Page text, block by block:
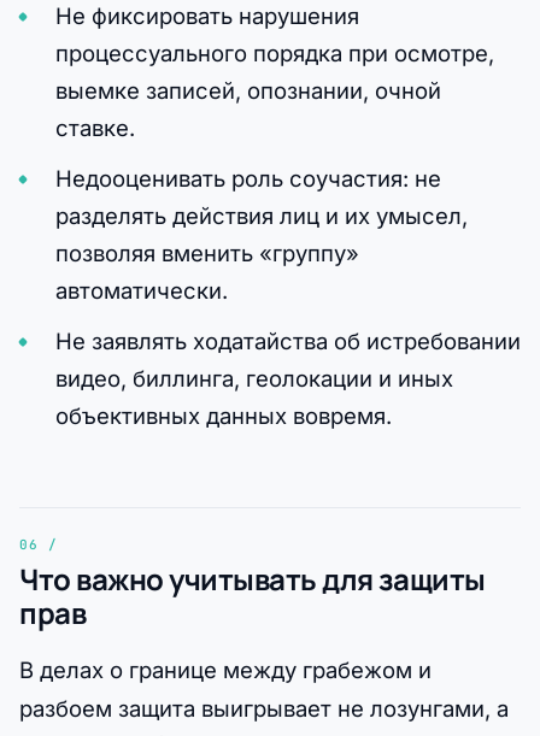
Не фиксировать нарушения
процессуального порядка при осмотре,
выемке записей, опознании, очной
ставке.
Недооценивать роль соучастия: не
разделять действия лиц и их умысел,
позволяя вменить «группу»
автоматически.
Не заявлять ходатайства об истребовании
видео, биллинга, геолокации и иных
объективных данных вовремя.
Что важно учитывать для защиты
прав
В делах о границе между грабежом и
разбоем защита выигрывает не лозунгами, а